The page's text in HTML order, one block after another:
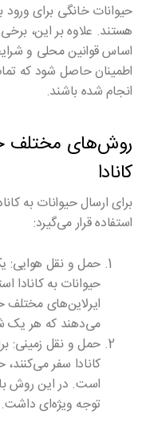
حیوانات خانگی برای ورود
هستند. علاوه بر این،
اساس قوانین محلی و
اطمینان حاصل شود که
انجام شده باشند.
روش‌های مختلف
کانادا
برای ارسال حیوانات به
استفاده قرار می‌گیرد:
حمل و نقل هوایی:
حیوانات به کانادا
ایرلاین‌های مختلف
می‌دهند که هر یک
حمل و نقل زمینی:
کانادا سفر
است. در این روش
توجه ویژه‌ای داشت.